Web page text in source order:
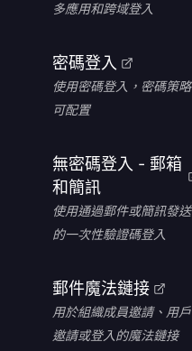
多應用和跨域登入
密碼登入
使用密碼登入，密碼策略
可配置
無密碼登入 - 郵箱
和簡訊
使用通過郵件或簡訊發送
的一次性驗證碼登入
郵件魔法鏈接
用於組織成員邀請、用戶
邀請或登入的魔法鏈接